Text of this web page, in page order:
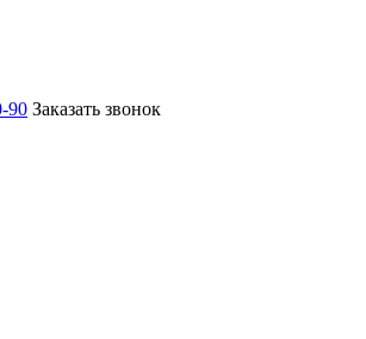
90 Заказать звонок